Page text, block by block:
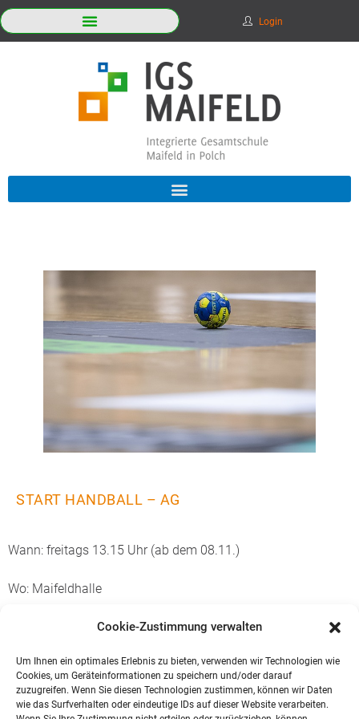
Cookie-Zustimmung verwalten
Um Ihnen ein optimales Erlebnis zu bieten, verwenden wir Technologien wie
Cookies, um Geräteinformationen zu speichern und/oder darauf
zuzugreifen. Wenn Sie diesen Technologien zustimmen, können wir Daten
wie das Surfverhalten oder eindeutige IDs auf dieser Website verarbeiten.
Login
START HANDBALL – AG
Wann: freitags 13.15 Uhr (ab dem 08.11.)
Wo: Maifeldhalle
Wer: Mädchen und Jungen der Klasse 5-7
Es sind alle Schülerinnen und Schüler, die Spaß am
Handballaktionstag hatten, herzlich eingeladen
teilzunehmen. Auch können Schülerinnen und Schüler, die